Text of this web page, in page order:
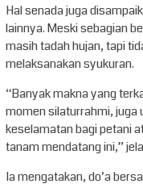
Hal senada juga
lainnya. Meski sebagian
masih tadah hujan, tapi
melaksanakan syukuran.
“Banyak makna yang
momen silaturrahmi, juga
keselamatan bagi petani
tanam mendatang ini,”
Ia mengatakan, do’a